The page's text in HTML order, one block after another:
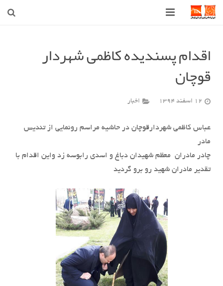
شهرداری
شورای اسلامی شهر قوچان
اخبار روز
قوچان
اقدام پسندیده کاظمی شهردار
قوچان
12 اسفند 1394 اخبار
عباس کاظمی شهردارقوچان در حاشیه مراسم رونمایی از تندیس
مادر
چادر مادران معظم شهیدان دباغ و اسدی رابوسه زد واین اقدام با
تقدیر مادران شهید رو برو گردید